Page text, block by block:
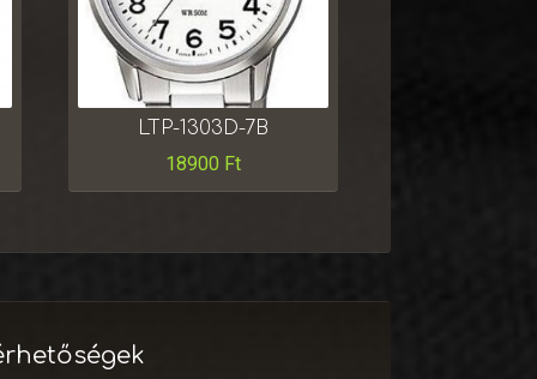
LTP-1303D-7B
18900 Ft